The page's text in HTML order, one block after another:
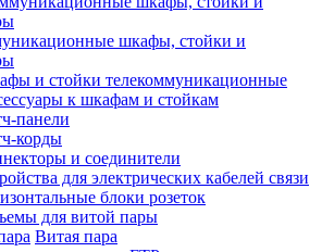
шкафы, стойки и
и стойки телекоммуникационные
к шкафам и стойкам
панели
корды
и соединители
для электрических кабелей связи
блоки розеток
для витой пары
Витая пара